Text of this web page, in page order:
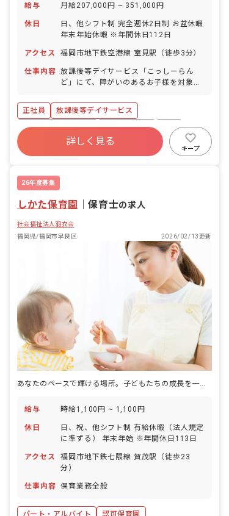
給与 月給207,000円 ~ 351,000円
休日
日、他シフト制 完全週休2日制 お盆休暇
年末年始休暇 ※年間休日112日
アクセス 福岡市地下鉄空港線 室見駅（徒歩3分）
仕事内容 放課後等デイサービス「こっしーらん
ど」にて、障がいのあるお子様を対象
支援・指導を行います。 具体的な業務内
容は以下の通りです。 ・構造化やペアレ
ントトレーニング等を用いた療育・支援
・身体や手先を使った活動プログラムの
サポート ・買い物、散歩、大型公園、教
正社員
放課後等デイサービス
ボーナス・賞与あり
社会保険完備
有給
昇給昇進あり
詳しく見る
キープ
26年度募集
しかた保育園 ｜保育士の求人
社会福祉法人羽衣会
福岡県/福岡市早良区
2026/02/13更新
あなたのペースで輝ける場所。子どもたちの成長を一緒に見守りませんか？
給与 時給1,100円 ~ 1,100円
休日
日、祝、他シフト制 有給休暇（法人規定
に準ずる） 年末年始 ※年間休日113日
アクセス
福岡市地下鉄七隈線 賀茂駅（徒歩23
分）
仕事内容 保育業務全般
パート・アルバイト
認可保育園